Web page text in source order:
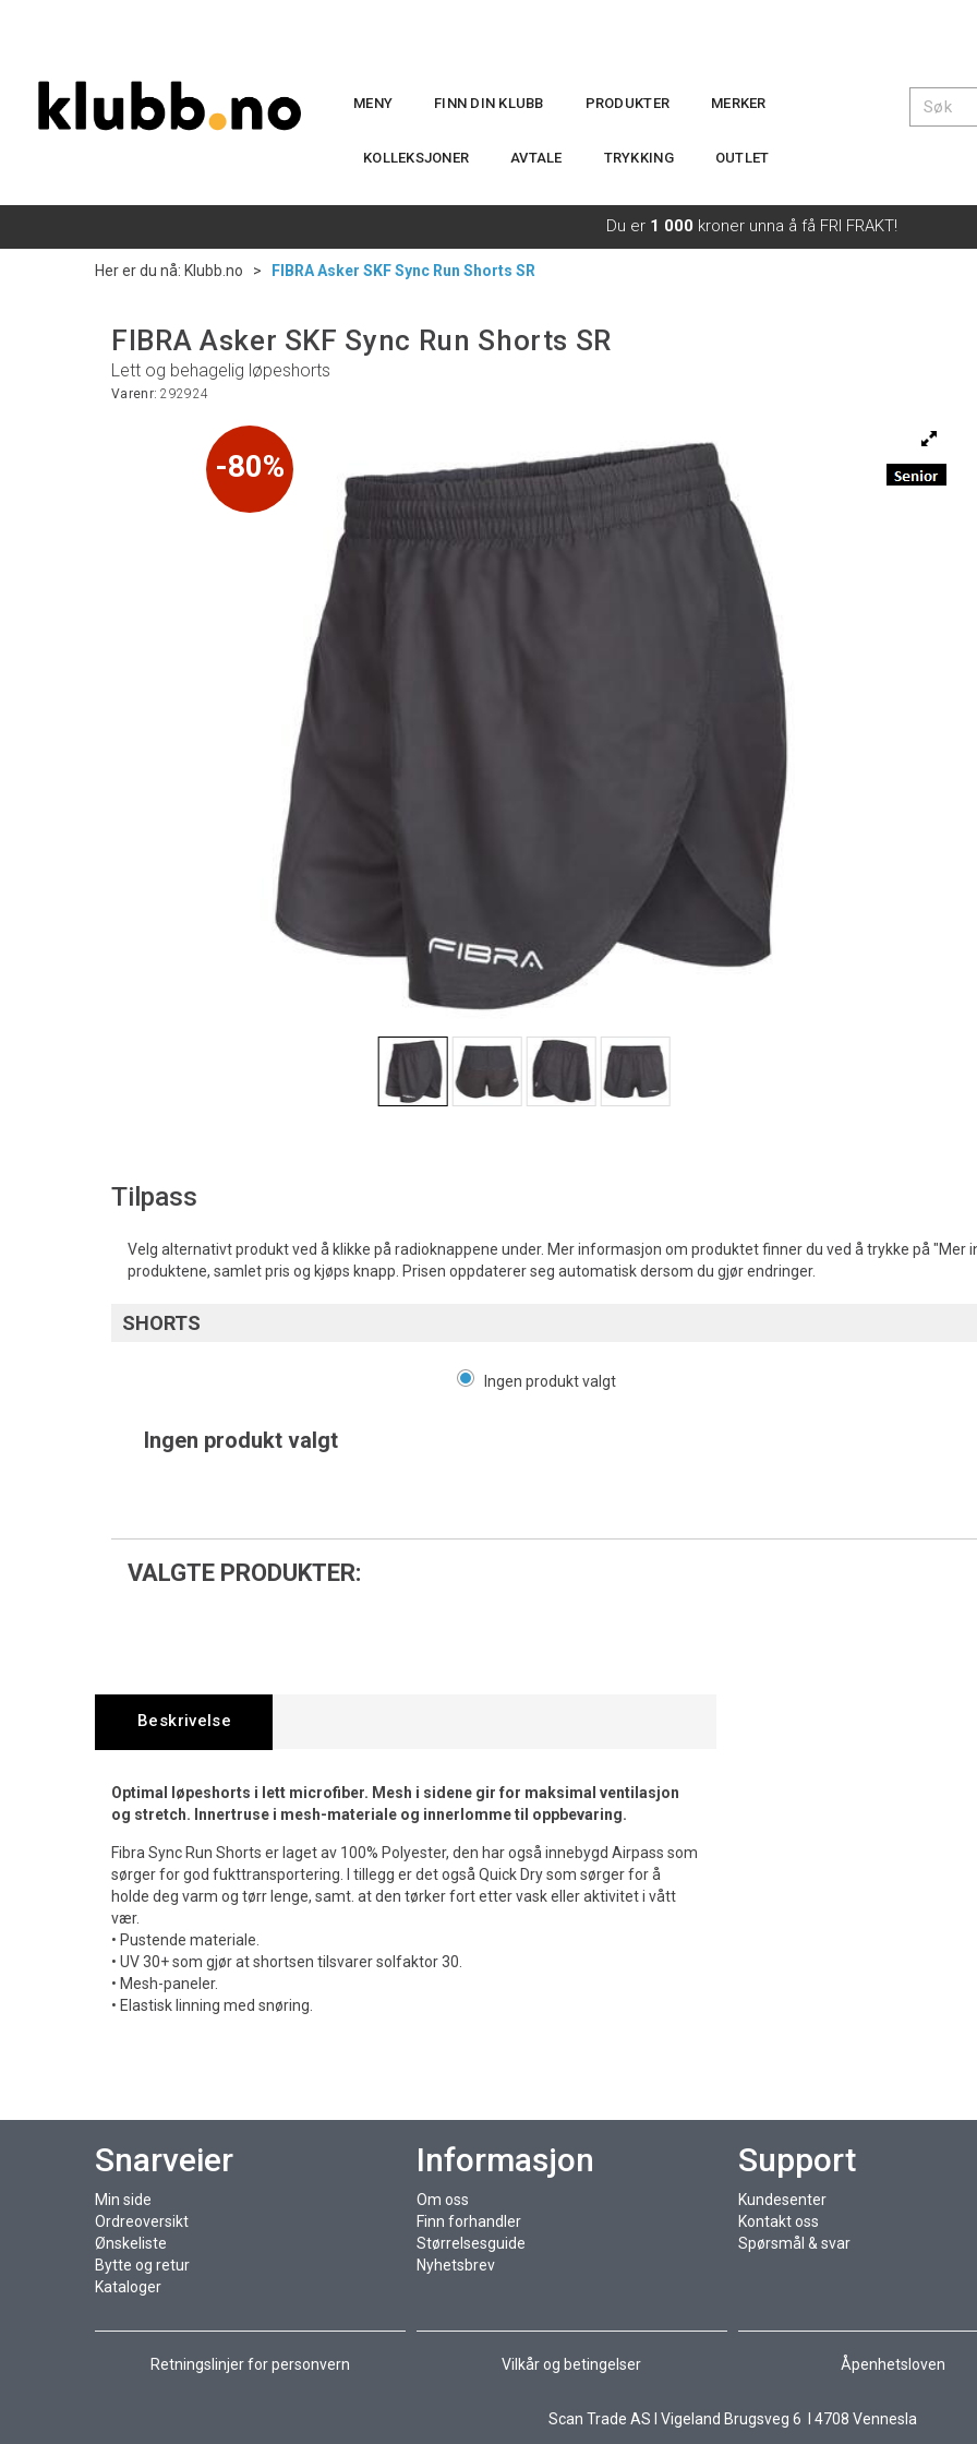
MENY FINN DIN KLUBB PRODUKTER MERKER
KOLLEKSJONER AVTALE TRYKKING OUTLET
Du er 1 000 kroner unna å få FRI FRAKT!
Her er du nå: Klubb.no > FIBRA Asker SKF Sync Run Shorts SR
FIBRA Asker SKF Sync Run Shorts SR
Lett og behagelig løpeshorts
Varenr:292924
80%
Tilpass
Velg alternativt produkt ved å klikke på radioknappene under. Mer informasjon om produktet finner du ved å trykke på "Mer
produktene, samlet pris og kjøps knapp. Prisen oppdaterer seg automatisk dersom du gjør endringer.
SHORTS
Ingen produkt valgt
Ingen produkt valgt
VALGTE PRODUKTER:
Beskrivelse
Optimal løpeshorts i lett microfiber. Mesh i sidene gir for maksimal ventilasjon
og stretch. Innertruse i mesh-materiale og innerlomme til oppbevaring.
Fibra Sync Run Shorts er laget av 100% Polyester, den har også innebygd Airpass som
sørger for god fukttransportering. I tillegg er det også Quick Dry som sørger for å
holde deg varm og tørr lenge, samt. at den tørker fort etter vask eller aktivitet i vått
vær.
• Pustende materiale.
• UV 30+ som gjør at shortsen tilsvarer solfaktor 30.
• Mesh-paneler.
• Elastisk linning med snøring.
Snarveier
Min side
Ordreoversikt
Ønskeliste
Bytte og retur
Kataloger
Informasjon
Om oss
Finn forhandler
Størrelsesguide
Nyhetsbrev
Support
Kundesenter
Kontakt oss
Spørsmål & svar
Retningslinjer for personvern Vilkår og betingelser Åpenhetsloven
Scan Trade AS I Vigeland Brugsveg 6 I 4708 Vennesla